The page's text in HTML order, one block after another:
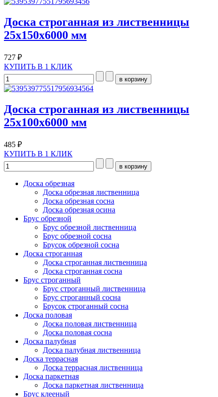
Доска строганная из лиственницы
25x150х6000 мм
727 ₽
КУПИТЬ В 1 КЛИК
Доска строганная из лиственницы
25x100х6000 мм
485 ₽
КУПИТЬ В 1 КЛИК
Доска обрезная
Доска обрезная лиственница
Доска обрезная сосна
Доска обрезная осина
Брус обрезной
Брус обрезной лиственница
Брус обрезной сосна
Брусок обрезной сосна
Доска строганная
Доска строганная лиственница
Доска строганная сосна
Брус строганный
Брус строганный лиственница
Брус строганный сосна
Брусок строганный сосна
Доска половая
Доска половая лиственница
Доска половая сосна
Доска палубная
Доска палубная лиственница
Доска террасная
Доска террасная лиственница
Доска паркетная
Доска паркетная лиственница
Брус клееный